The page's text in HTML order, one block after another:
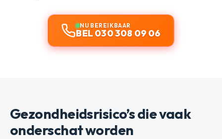
NU BEREIKBAAR
BEL 030 308 09 06
Gezondheidsrisico’s die vaak
onderschat worden